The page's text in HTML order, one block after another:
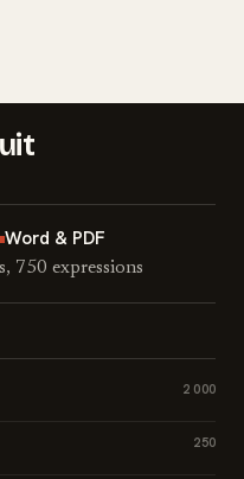
Word & PDF
750 expressions
2 000
250